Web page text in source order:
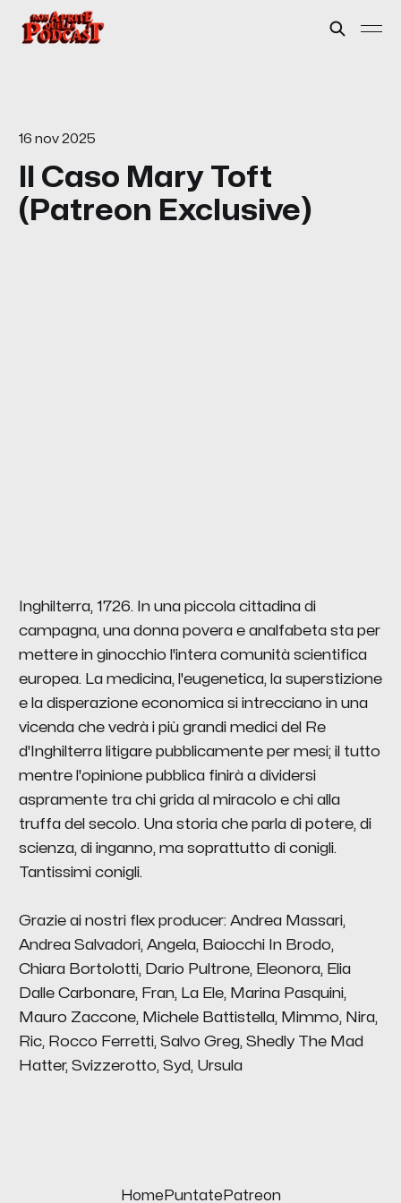
16 nov 2025
Il Caso Mary Toft
(Patreon Exclusive)
Inghilterra, 1726. In una piccola cittadina di
campagna, una donna povera e analfabeta sta per
mettere in ginocchio l'intera comunità scientifica
europea. La medicina, l'eugenetica, la superstizione
e la disperazione economica si intrecciano in una
vicenda che vedrà i più grandi medici del Re
d'Inghilterra litigare pubblicamente per mesi; il tutto
mentre l'opinione pubblica finirà a dividersi
aspramente tra chi grida al miracolo e chi alla
truffa del secolo. Una storia che parla di potere, di
scienza, di inganno, ma soprattutto di conigli.
Tantissimi conigli.
Grazie ai nostri flex producer: Andrea Massari,
Andrea Salvadori, Angela, Baiocchi In Brodo,
Chiara Bortolotti, Dario Pultrone, Eleonora, Elia
Dalle Carbonare, Fran, La Ele, Marina Pasquini,
Mauro Zaccone, Michele Battistella, Mimmo, Nira,
Ric, Rocco Ferretti, Salvo Greg, Shedly The Mad
Hatter, Svizzerotto, Syd, Ursula
Home Puntate Patreon